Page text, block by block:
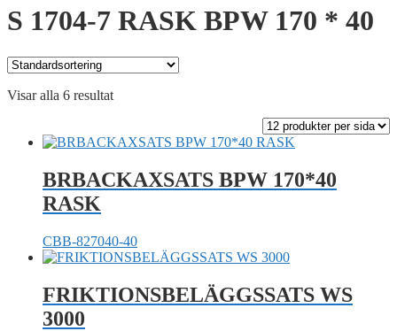
S 1704-7 RASK BPW 170 * 40
Visar alla 6 resultat
BRBACKAXSATS BPW 170*40
RASK
CBB-827040-40
FRIKTIONSBELÄGGSSATS WS
3000